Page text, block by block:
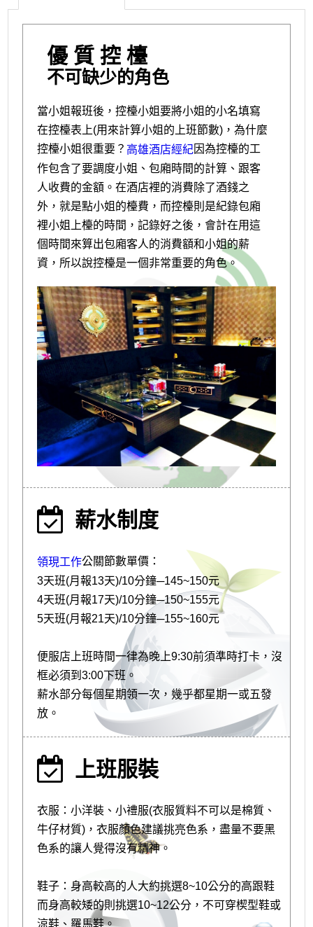
優 質 控 檯
不可缺少的角色
當小姐報班後，控檯小姐要將小姐的小名填寫
在控檯表上(用來計算小姐的上班節數)，為什麼
控檯小姐很重要？ 高雄酒店經紀因為控檯的工
作包含了要調度小姐、包廂時間的計算、跟客
人收費的金額。在酒店裡的消費除了酒錢之
外，就是點小姐的檯費，而控檯則是紀錄包廂
裡小姐上檯的時間，記錄好之後，會計在用這
個時間來算出包廂客人的消費額和小姐的薪
資，所以說控檯是一個非常重要的角色。
薪水制度
領現工作公關節數單價：
3天班(月報13天)/10分鐘─145~150元
4天班(月報17天)/10分鐘─150~155元
5天班(月報21天)/10分鐘─155~160元
便服店上班時間一律為晚上9:30前須準時打卡，沒
框必須到3:00下班。
薪水部分每個星期領一次，幾乎都星期一或五發
放。
上班服裝
衣服：小洋裝、小禮服(衣服質料不可以是棉質、
牛仔材質)，衣服顏色建議挑亮色系，盡量不要黑
色系的讓人覺得沒有精神。
鞋子：身高較高的人大約挑選8~10公分的高跟鞋
而身高較矮的則挑選10~12公分，不可穿楔型鞋或
涼鞋、羅馬鞋。